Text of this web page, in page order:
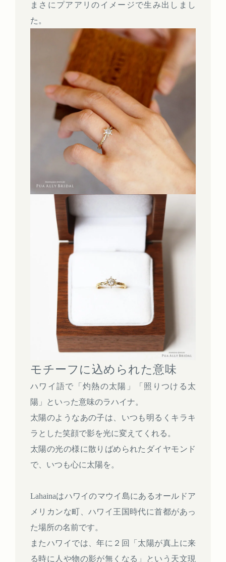
まさにプアアリのイメージで生み出しまし
た。
モチーフに込められた意味
ハワイ語で「灼熱の太陽」「照りつける太
陽」といった意味のラハイナ。
太陽のようなあの子は、いつも明るくキラキ
ラとした笑顔で影を光に変えてくれる。
太陽の光の様に散りばめられたダイヤモンド
で、いつも心に太陽を。
Lahainaはハワイのマウイ島にあるオールドア
メリカンな町、ハワイ王国時代に首都があっ
た場所の名前です。
またハワイでは、年に２回「太陽が真上に来
る時に人や物の影が無くなる」という天文現